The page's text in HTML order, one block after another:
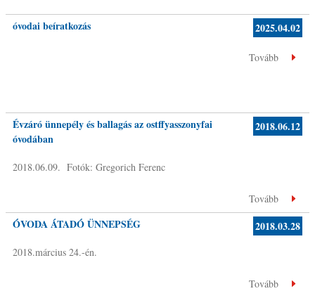
óvodai beíratkozás 2025.04.02
Tovább
Évzáró ünnepély és ballagás az ostffyasszonyfai
óvodában
2018.06.12
2018.06.09. Fotók: Gregorich Ferenc
Tovább
ÓVODA ÁTADÓ ÜNNEPSÉG 2018.03.28
2018.március 24.-én.
Tovább